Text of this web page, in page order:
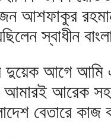
আশফাকুর রহমান
স্বাধীন
দুয়েক আগে আমি
আমারই আরেক
বেতারে